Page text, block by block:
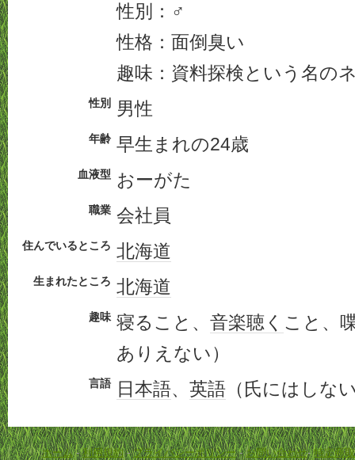
性別：♂
性格：面倒臭い
趣味：資料探検という名の
性別 男性
年齢 早生まれの24歳
血液型 おーがた
職業 会社員
住んでいるところ 北海道
生まれたところ 北海道
趣味 寝ること、 音楽聴く こと、
ありえない）
言語 日本語、 英語 （氏にはしな
ホーム-利用規約-プライバシーポリシー-お問い合わせ-特定商